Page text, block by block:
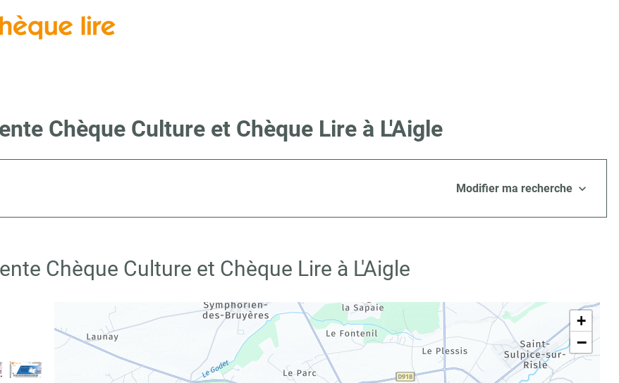
Chèque Culture et Chèque Lire à L'Aigle
Modifier ma recherche
Chèque Culture et Chèque Lire à L'Aigle
+
−